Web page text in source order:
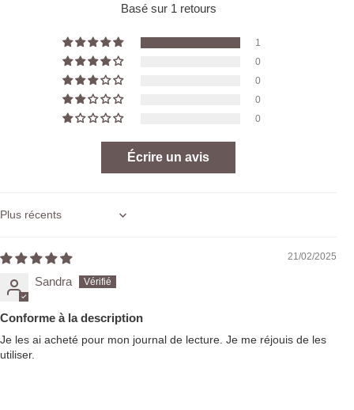
Basé sur 1 retours
1
0
0
0
0
Écrire un avis
Sort by
21/02/2025
Sandra
Conforme à la description
Je les ai acheté pour mon journal de lecture. Je me réjouis de les
utiliser.